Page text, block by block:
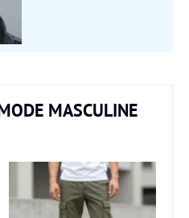
MASCULINE